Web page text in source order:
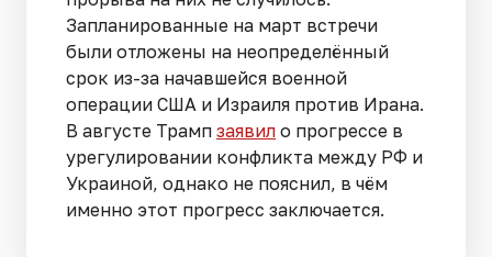
Запланированные на март встречи
были отложены на неопределённый
срок из-за начавшейся военной
операции США и Израиля против Ирана.
В августе Трамп заявил о прогрессе в
урегулировании конфликта между РФ и
Украиной, однако не пояснил, в чём
именно этот прогресс заключается.